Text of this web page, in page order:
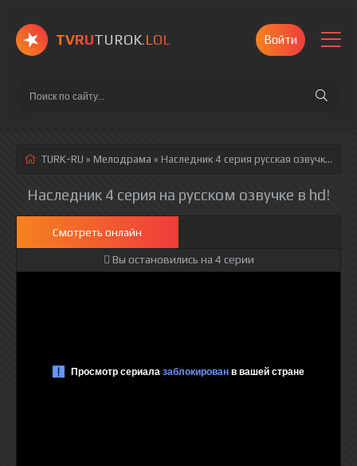
TVRUTUROK.LOL Войти
TURK-RU » Мелодрама » Наследник 4 серия русская озвучка полностью смотреть онлайн!
Наследник 4 серия на русском озвучке в hd!
Смотреть онлайн
Вы остановились на 4 серии